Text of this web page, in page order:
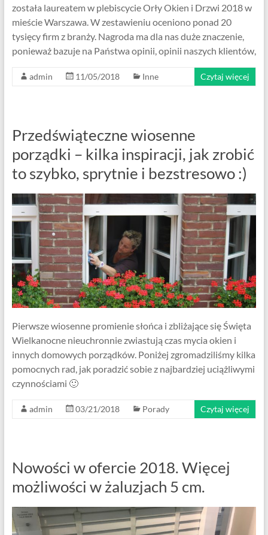
została laureatem w plebiscycie Orły Okien i Drzwi 2018 w
mieście Warszawa. W zestawieniu oceniono ponad 20
tysięcy firm z branży. Nagroda ma dla nas duże znaczenie,
ponieważ bazuje na Państwa opinii, opinii naszych klientów,
admin 11/05/2018 Inne Czytaj więcej
Przedświąteczne wiosenne
porządki – kilka inspiracji, jak zrobić
to szybko, sprytnie i bezstresowo :)
Pierwsze wiosenne promienie słońca i zbliżające się Święta
Wielkanocne nieuchronnie zwiastują czas mycia okien i
innych domowych porządków. Poniżej zgromadziliśmy kilka
pomocnych rad, jak poradzić sobie z najbardziej uciążliwymi
czynnościami 🙂
admin 03/21/2018 Porady Czytaj więcej
Nowości w ofercie 2018. Więcej
możliwości w żaluzjach 5 cm.